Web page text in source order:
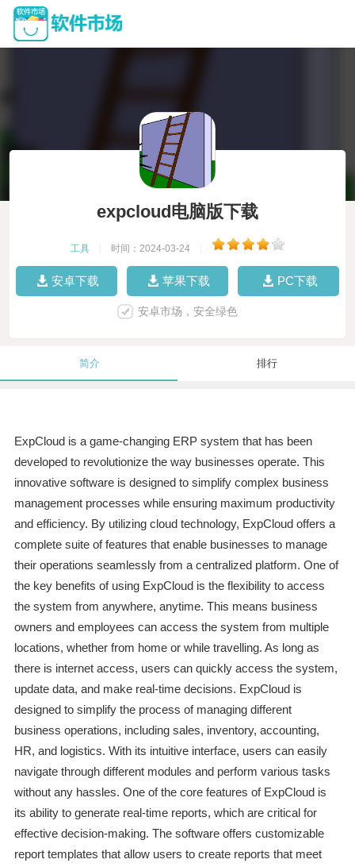
expcloud电脑版下载
工具 时间：2024-03-24
安卓下载 苹果下载 PC下载
安卓市场，安全绿色
简介 排行
ExpCloud is a game-changing ERP system that has been
developed to revolutionize the way businesses operate. This
innovative software is designed to simplify complex business
management processes while ensuring maximum productivity
and efficiency. By utilizing cloud technology, ExpCloud offers a
complete suite of features that enable businesses to manage
their operations seamlessly from a centralized platform. One of
the key benefits of using ExpCloud is the flexibility to access
the system from anywhere, anytime. This means business
owners and employees can access the system from multiple
locations, whether from home or while travelling. As long as
there is internet access, users can quickly access the system,
update data, and make real-time decisions. ExpCloud is
designed to simplify the process of managing different
business operations, including sales, inventory, accounting,
HR, and logistics. With its intuitive interface, users can easily
navigate through different modules and perform various tasks
without any hassles. One of the core features of ExpCloud is
its ability to generate real-time reports, which are critical for
effective decision-making. The software offers customizable
report templates that allow users to create reports that meet